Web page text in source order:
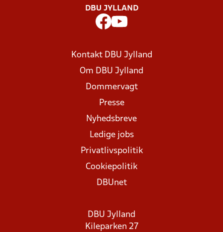
DBU JYLLAND
Kontakt DBU Jylland
Om DBU Jylland
Dommervagt
Presse
Nyhedsbreve
Ledige jobs
Privatlivspolitik
Cookiepolitik
DBUnet
DBU Jylland
Kileparken 27